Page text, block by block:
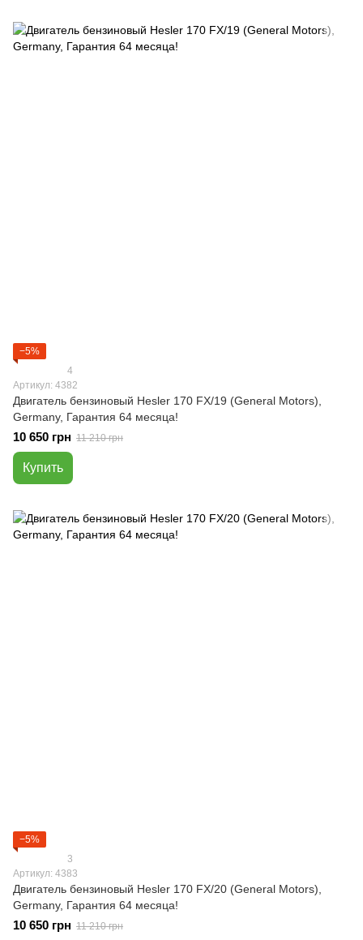
−5%
4
Артикул: 4382
Двигатель бензиновый Hesler 170 FX/19 (General Motors),
Germany, Гарантия 64 месяца!
10 650 грн 11 210 грн
Купить
−5%
3
Артикул: 4383
Двигатель бензиновый Hesler 170 FX/20 (General Motors),
Germany, Гарантия 64 месяца!
10 650 грн 11 210 грн